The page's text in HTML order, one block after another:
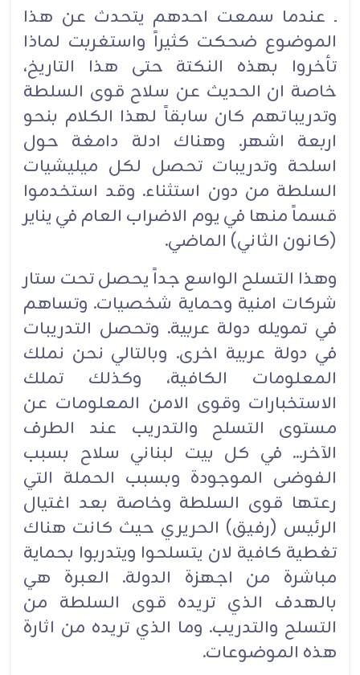
ـ عندما سمعت احدهم يتحدث عن هذا
الموضوع ضحكت كثيراً واستغربت لماذا
تأخروا بهذه النكتة حتى هذا التاريخ،
خاصة ان الحديث عن سلاح قوى السلطة
وتدريباتهم كان سابقاً لهذا الكلام بنحو
اربعة اشهر. وهناك ادلة دامغة حول
اسلحة وتدريبات تحصل لكل ميليشيات
السلطة من دون استثناء. وقد استخدموا
قسماً منها في يوم الاضراب العام في يناير
(كانون الثاني) الماضي.
وهذا التسلح الواسع جداً يحصل تحت ستار
شركات امنية وحماية شخصيات. وتساهم
في تمويله دولة عربية. وتحصل التدريبات
في دولة عربية اخرى. وبالتالي نحن نملك
المعلومات الكافية، وكذلك تملك
الاستخبارات وقوى الامن المعلومات عن
مستوى التسلح والتدريب عند الطرف
الآخر... في كل بيت لبناني سلاح بسبب
الفوضى الموجودة وبسبب الحملة التي
رعتها قوى السلطة وخاصة بعد اغتيال
الرئيس (رفيق) الحريري حيث كانت هناك
تغطية كافية لان يتسلحوا ويتدربوا بحماية
مباشرة من اجهزة الدولة. العبرة هي
بالهدف الذي تريده قوى السلطة من
التسلح والتدريب. وما الذي تريده من اثارة
هذه الموضوعات.